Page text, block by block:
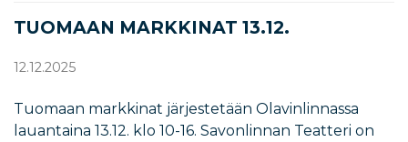
TUOMAAN MARKKINAT 13.12.
12.12.2025
Tuomaan markkinat järjestetään Olavinlinnassa
lauantaina 13.12. klo 10-16. Savonlinnan Teatteri on